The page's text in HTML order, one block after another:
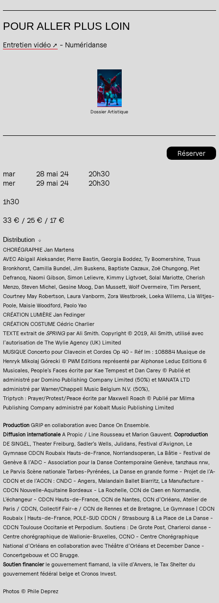
POUR ALLER PLUS LOIN
Entretien vidéo - Numéridanse
Dossier Artistique
Réserver
mar 28 mai 24
20h30
mer
29 mai 24 20h30
1h30
33 € / 25 € / 17 €
Distribution
CHORÉGRAPHIE Jan Martens
AVEC Abigail Aleksander, Pierre Bastin, Georgia Boddez, Ty Boomershine, Truus
Bronkhorst, Camilla Bundel, Jim Buskens, Baptiste Cazaux, Zoë Chungong, Piet
Defrancq, Naomi Gibson, Simon Lelievre, Kimmy Ligtvoet, Solal Mariotte, Cherish
Menzo, Steven Michel, Gesine Moog, Dan Mussett, Wolf Overmeire, Tim Persent,
Courtney May Robertson, Laura Vanborm, Zora Westbroek, Loeka Willems, Lia Witjes-
Poole, Maisie Woodford, Paolo Yao
CRÉATION LUMIÈRE Jan Fedinger
CRÉATION COSTUME Cédric Charlier
TEXTE extrait de SPRINGpar Ali Smith. Copyright © 2019, Ali Smith, utilisé avec
l’autorisation de The Wylie Agency (UK) Limited
MUSIQUE Concerto pour Clavecin et Cordes Op 40 - Réf Im : 108884 Musique de
Henryk Mikolaj Górecki © PWM Editions représenté par Alphonse Leduc Editions 6
Musicales, People’s Faces écrite par Kae Tempest et Dan Carey © Publié et
administré par Domino Publishing Company Limited (50%) et MANATA LTD
administré par Warner/Chappell Music Belgium N.V. (50%),
Triptych : Prayer/Protest/Peace écrite par Maxwell Roach © Publié par Milma
Publishing Company administré par Kobalt Music Publishing Limited
ProductionGRIP en collaboration avec Dance On Ensemble.
Diffusion internationale A Propic / Line Rousseau et Marion Gauvent.Coproduction
DE SINGEL, Theater Freiburg, Sadler’s Wells, Julidans, Festival d’Avignon, Le
Gymnase CDCN Roubaix Hauts-de-France, Norrlandsoperan, La Bâtie - Festival de
Genève & l’ADC - Association pour la Danse Contemporaine Genève, tanzhaus nrw,
Le Parvis Scène nationale Tarbes-Pyrénées, La Danse en grande forme - Projet de l’A-
CDCN et de l’ACCN : CNDC - Angers, Malandain Ballet Biarritz, La Manufacture -
CDCN Nouvelle-Aquitaine Bordeaux - La Rochelle, CCN de Caen en Normandie,
L’échangeur - CDCN Hauts-de-France, CCN de Nantes, CCN d’Orléans, Atelier de
Paris / CDCN, Collectif Fair-e / CCN de Rennes et de Bretagne, Le Gymnase | CDCN
Roubaix | Hauts-de-France, POLE-SUD CDCN / Strasbourg & La Place de La Danse -
CDCN Toulouse Occitanie et Perpodium. Soutiens : De Grote Post, Charleroi danse -
Centre chorégraphique de Wallonie-Bruxelles, CCNO - Centre Chorégraphique
National d’Orléans en collaboration avec Théâtre d’Orléans et December Dance -
Concertgebouw et CC Brugge.
Soutien financierle gouvernement flamand, la ville d’Anvers, le Tax Shelter du
gouvernement fédéral belge et Cronos Invest.
Photos © Phile Deprez